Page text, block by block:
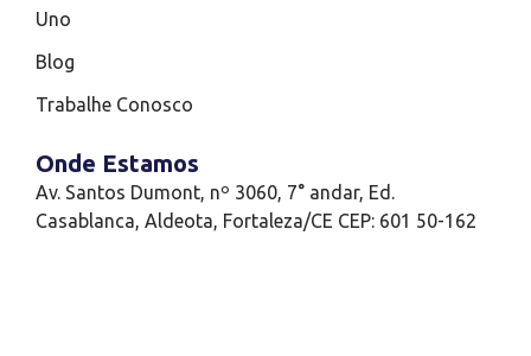
Uno
Blog
Trabalhe Conosco
Onde Estamos
Av. Santos Dumont, nº 3060, 7° andar, Ed.
Casablanca, Aldeota, Fortaleza/CE CEP: 601 50-162